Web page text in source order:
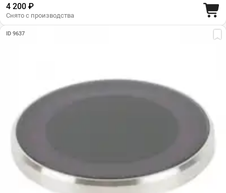
4 200 ₽
Снято с производства
ID 9637